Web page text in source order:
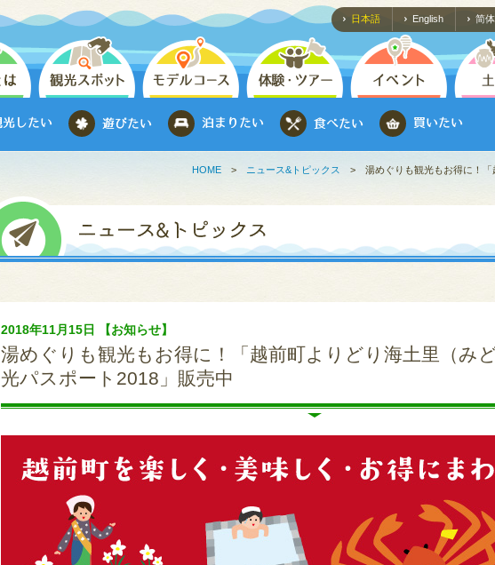
日本語 English 简
HOME > ニュース&トピックス > 湯めぐりも観光もお得に！
2018年11月15日 【お知らせ】
湯めぐりも観光もお得に！「越前町よりどり海土里（み
光パスポート2018」販売中